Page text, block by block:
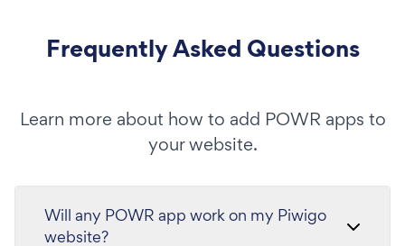
Frequently Asked Questions
Learn more about how to add POWR apps to
your website.
Will any POWR app work on my Piwigo
website?